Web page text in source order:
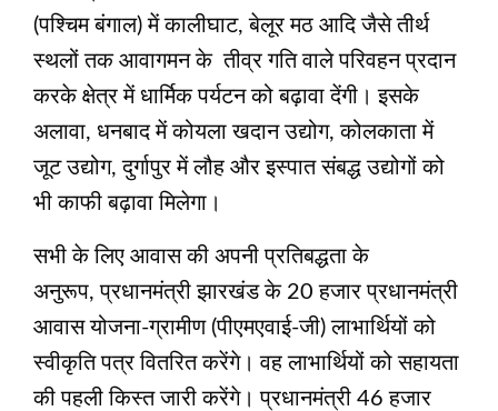
(पश्चिम बंगाल) में कालीघाट, बेलूर मठ आदि जैसे तीर्थ
स्थलों तक आवागमन के तीव्र गति वाले परिवहन प्रदान
करके क्षेत्र में धार्मिक पर्यटन को बढ़ावा देंगी। इसके
अलावा, धनबाद में कोयला खदान उद्योग, कोलकाता में
जूट उद्योग, दुर्गापुर में लौह और इस्पात संबद्ध उद्योगों को
भी काफी बढ़ावा मिलेगा।
सभी के लिए आवास की अपनी प्रतिबद्धता के
अनुरूप, प्रधानमंत्री झारखंड के 20 हजार प्रधानमंत्री
आवास योजना-ग्रामीण (पीएमएवाई-जी) लाभार्थियों को
स्वीकृति पत्र वितरित करेंगे। वह लाभार्थियों को सहायता
की पहली किस्त जारी करेंगे। प्रधानमंत्री 46 हजार